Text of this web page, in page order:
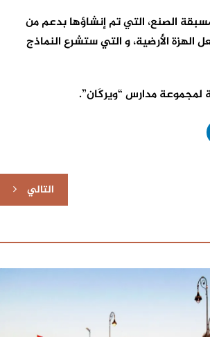
الصنع، التي تم إنشاؤها بدعم من
الأرضية، و التي ستشرع النماذج
لمجموعة مدارس “ويركَان”.
التالي